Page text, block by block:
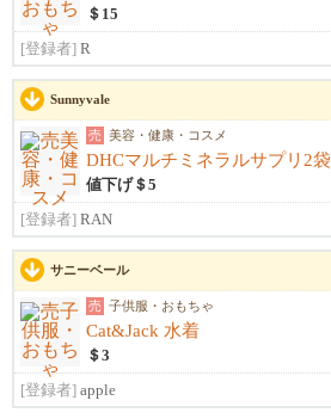
＄15
[登録者] R
Sunnyvale
売 美容・健康・コスメ
DHCマルチミネラルサプリ2袋
値下げ＄5
[登録者] RAN
サニーベール
売 子供服・おもちゃ
Cat&Jack 水着
＄3
[登録者] apple